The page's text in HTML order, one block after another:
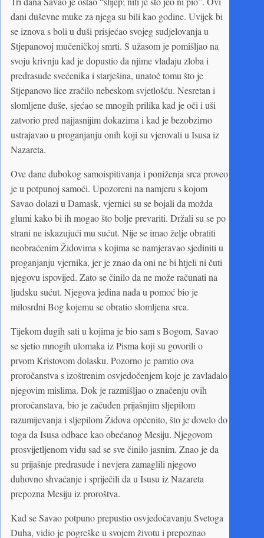
dani duševne muke za njega su bili kao godine. Uvijek bi
se iznova s boli u duši prisjećao svojeg sudjelovanja u
Stjepanovoj mučeničkoj smrti. S užasom je pomišljao na
svoju krivnju kad je dopustio da njime vladaju zloba i
predrasude svećenika i starješina, unatoč tomu što je
Stjepanovo lice zračilo nebeskom svjetlošću. Nesretan i
slomljene duše, sjećao se mnogih prilika kad je oči i uši
zatvorio pred najjasnijim dokazima i kad je bezobzirno
ustrajavao u proganjanju onih koji su vjerovali u Isusa iz
Nazareta.
Ove dane dubokog samoispitivanja i poniženja srca proveo
je u potpunoj samoći. Upozoreni na namjeru s kojom
Savao dolazi u Damask, vjernici su se bojali da možda
glumi kako bi ih mogao što bolje prevariti. Držali su se po
strani ne iskazujući mu sućut. Nije se imao želje obratiti
neobraćenim Židovima s kojima se namjeravao sjediniti u
proganjanju vjernika, jer je znao da oni ne bi htjeli ni čuti
njegovu ispovijed. Zato se činilo da ne može računati na
ljudsku sućut. Njegova jedina nada u pomoć bio je
milosrdni Bog kojemu se obratio slomljena srca.
Tijekom dugih sati u kojima je bio sam s Bogom, Savao
se sjetio mnogih ulomaka iz Pisma koji su govorili o
prvom Kristovom dolasku. Pozorno je pamtio ova
proročanstva s izoštrenim osvjedočenjem koje je zavladalo
njegovim mislima. Dok je razmišljao o značenju ovih
proročanstava, bio je začuđen prijašnjim sljepilom
razumijevanja i sljepilom Židova općenito, što je dovelo do
toga da Isusa odbace kao obećanog Mesiju. Njegovom
prosvijetljenom vidu sad se sve činilo jasnim. Znao je da
su prijašnje predrasude i nevjera zamaglili njegovo
duhovno shvaćanje i spriječili da u Isusu iz Nazareta
prepozna Mesiju iz proroštva.
Kad se Savao potpuno prepustio osvjedočavanju Svetoga
Duha, vidio je pogreške u svojem životu i prepoznao